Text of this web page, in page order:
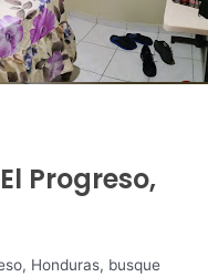
Progreso,
Honduras, busque